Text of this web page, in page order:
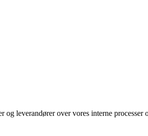
leverandører over vores interne